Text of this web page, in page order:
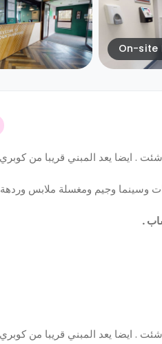
On-site
. ايضا يعد المبني قريبا من
وسينما وجيم ومغسلة ملابس
. ايضا يعد المبني قريبا من